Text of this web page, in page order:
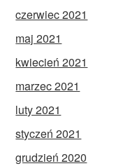
czerwiec 2021
maj 2021
kwiecień 2021
marzec 2021
luty 2021
styczeń 2021
grudzień 2020